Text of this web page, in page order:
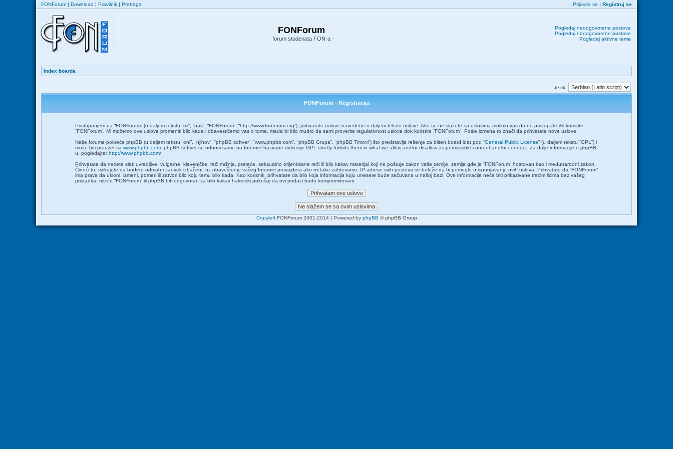
FONForum | Download | Pravilnik | Pretraga Prijavite se | Registruj se
FONForum
- forum studenata FON-a -
Pogledaj neodgovorene postove
Pogledaj neodgovorene postove
Pogledaj aktivne teme
Index boarda
Jezik:
FONForum - Registracija
Pristupanjem na “FONForum” (u daljem tekstu “mi”, “naš”, “FONForum”, “http://www.fonforum.org”), prihvatate uslove navedene u daljem tekstu uslove. Ako se ne slažete sa uslovima molimo vas da ne pristupate i/ili koristite
“FONForum”. Mi možemo ove uslove promeniti bilo kada i obavestićemo vas o tome, mada bi bilo mudro da sami proverite regulativnost uslova dok koristite “FONForum”. Posle izmena to znači da prihvatate nove uslove.
Naše forume pokreće phpBB (u daljem tekstu “oni”, “njihov”, “phpBB softver”, “www.phpbb.com”, “phpBB Grupa”, “phpBB Timovi”) što predstavlja rešenje za bilten board idat pod “General Public License” (u daljem tekstu “GPL”) i
može biti preuzet sa www.phpbb.com. phpBB softver se odnosi samo na Internet bazirane diskusije GPL strictly forbids them in what we allow and/or disallow as permissible content and/or conduct. Za dalje informacije o phpBB-
u, pogledajte: http://www.phpbb.com/.
Prihvatate da nećete slati uvredljive, vulgarne, kleveničke, reči mržnje, preteće, seksualno orijentisane reči ili bilo kakav materijal koji ne poštuje zakon vaše zemlje, zemlje gde je “FONForum” hostovan kao i međunarodni zakon.
Čineći to, rizikujete da budete odmah i zauvek izbačeni, uz obaveštenje vašeg Internet provajdera ako mi tako zahtevamo. IP adrese svih postova se beleže da bi pomogle u ispunjavanju ovih uslova. Prihvatate da “FONForum”
ima prava da ukloni, izmeni, pomeri ili zatvori bilo koju temu bilo kada. Kao korisnik, prihvatate da bilo koja informacija koju unesete bude sačuvana u našoj bazi. Ove informacije neće biti prikazivane trećim licima bez vašeg
pristanka, niti će “FONForum” ili phpBB biti odgovoran za bilo kakav hakerski pokušaj da ovi podaci budu kompromitovani.
CopyleftFONForum 2001-2014 | Powered by phpBB © phpBB Group